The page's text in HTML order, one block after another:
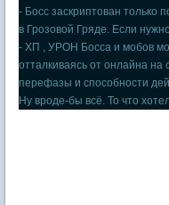
- Босс заскриптован только
в Грозовой Гряде. Если
- ХП , УРОН Босса и мобов
отталкиваясь от онлайна
перефазы и способности
Ну вроде-бы всё. То что